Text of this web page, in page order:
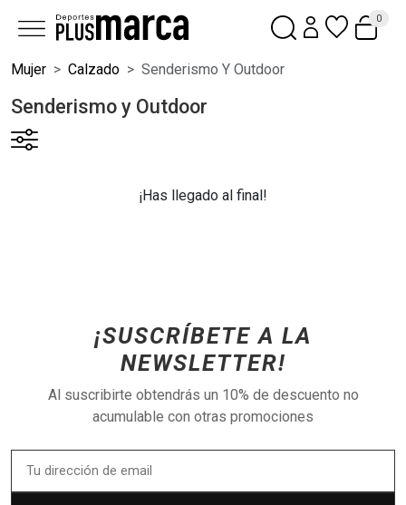
0
Mujer Calzado Senderismo Y Outdoor
Senderismo y Outdoor
¡Has llegado al final!
¡SUSCRÍBETE A LA
NEWSLETTER!
Al suscribirte obtendrás un 10% de descuento no
acumulable con otras promociones